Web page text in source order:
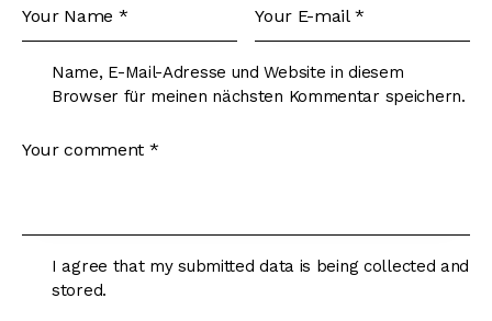
Name, E-Mail-Adresse und Website in diesem
Browser für meinen nächsten Kommentar speichern.
I agree that my submitted data is being collected and
stored.